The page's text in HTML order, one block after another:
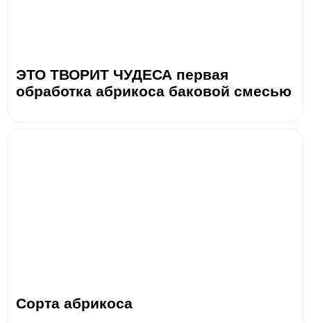
ЭТО ТВОРИТ ЧУДЕСА первая
обработка абрикоса баковой смесью
Сорта абрикоса